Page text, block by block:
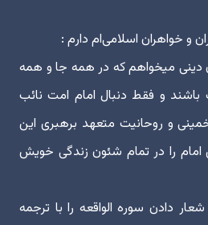
و خواهران اسلامی‌ام دارم :
دینی میخواهم که در همه جا و همه
باشند و فقط دنبال امام امت نائب
و روحانیت متعهد برهبری این
را در تمام شئون زندگی خویش
دادن سوره الواقعه را با ترجمه